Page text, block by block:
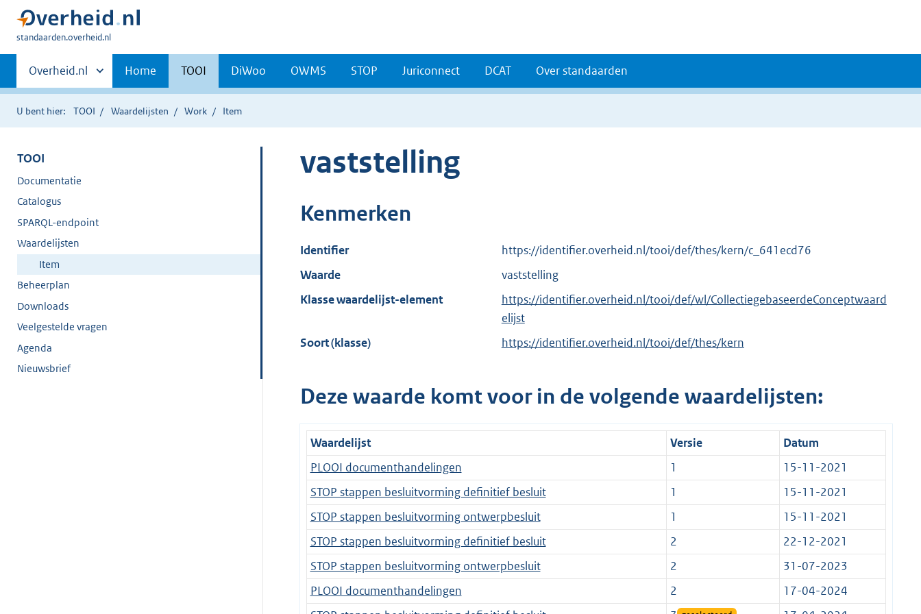
U
hier:
standaarden.overheid.nl
Primaire
navigatie
Andere
sites
binnen
Overheid.nl Home TOOI DiWoo OWMS STOP Juriconnect DCAT Over standaarden
U bent hier: TOOI Waardelijsten Work Item
TOOI
Documentatie
Catalogus
SPARQL-endpoint
Waardelijsten
Item
Beheerplan
Downloads
Veelgestelde vragen
Agenda
Nieuwsbrief
vaststelling
Kenmerken
Identifier
https://identifier.overheid.nl/tooi/def/thes/kern/c_641ecd76
Waarde
vaststelling
Klasse waardelijst-element
https://identifier.overheid.nl/tooi/def/wl/CollectiegebaseerdeConceptwaard
elijst
Soort (klasse)
https://identifier.overheid.nl/tooi/def/thes/kern
Deze waarde komt voor in de volgende waardelijsten:
Waardelijst Versie
Datum
PLOOI documenthandelingen
1
15-11-2021
STOP stappen besluitvorming definitief besluit
1
15-11-2021
STOP stappen besluitvorming ontwerpbesluit
1
15-11-2021
STOP stappen besluitvorming definitief besluit
2
22-12-2021
STOP stappen besluitvorming ontwerpbesluit
2
31-07-2023
PLOOI documenthandelingen
2
17-04-2024